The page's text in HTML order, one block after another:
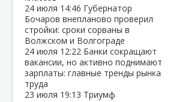
24 июля 14:46 Губернатор
Бочаров внепланово проверил
стройки: сроки сорваны в
Волжском и Волгограде
24 июля 12:22 Банки сокращают
вакансии, но активно поднимают
зарплаты: главные тренды рынка
труда
23 июля 19:13 Триумф